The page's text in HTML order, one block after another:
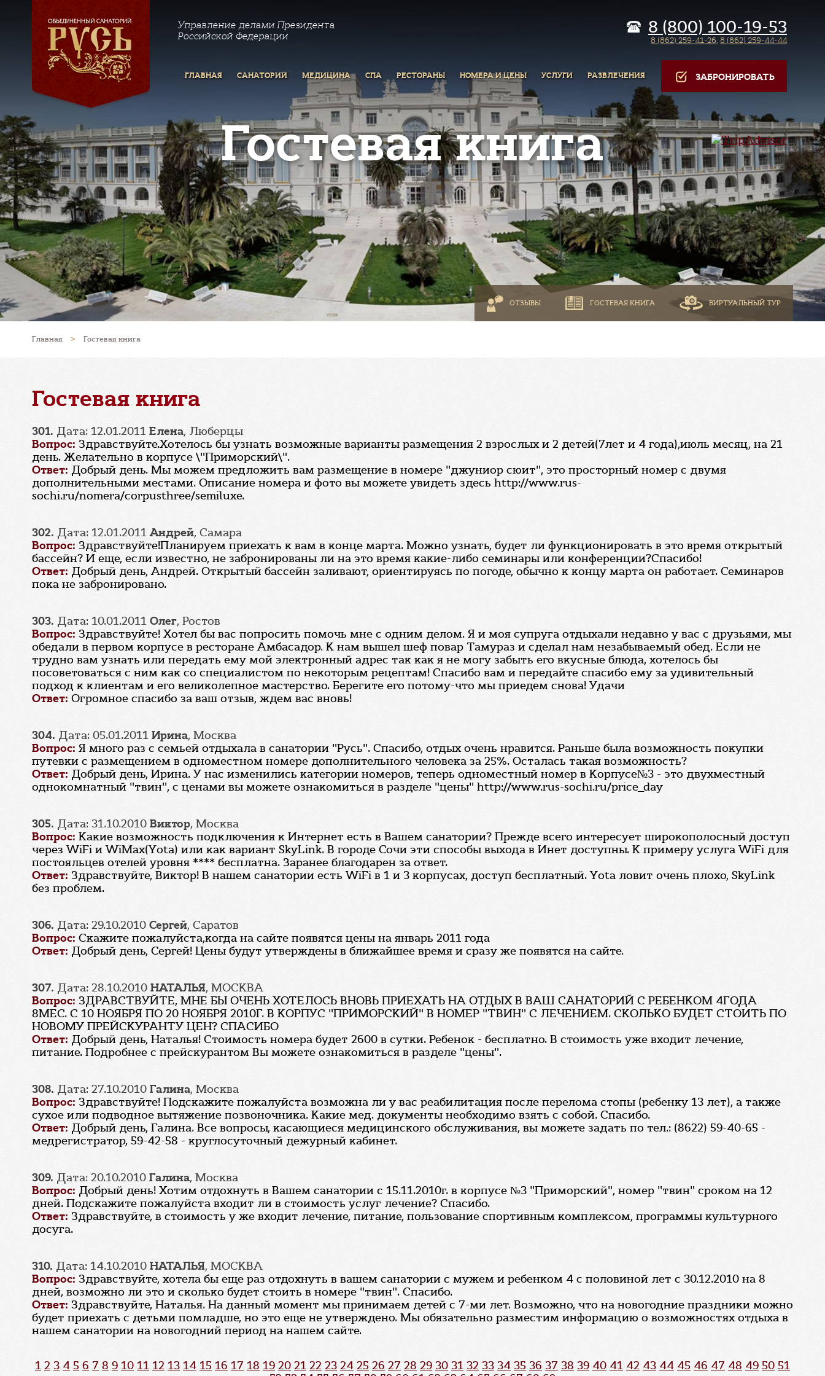
Управление делами Президента
Российской Федерации
8 (800) 100-19-53
8 (862) 259-41-26, 8 (862) 259-44-44
ГЛАВНАЯ САНАТОРИЙ МЕДИЦИНА СПА РЕСТОРАНЫ НОМЕРА И ЦЕНЫ УСЛУГИ РАЗВЛЕЧЕНИЯ ЗАБРОНИРОВАТЬ
Гостевая книга
ОТЗЫВЫ ГОСТЕВАЯ КНИГА ВИРТУАЛЬНЫЙ ТУР
Главная > Гостевая книга
Гостевая книга
301. Дата: 12.01.2011 Елена, Люберцы
Вопрос: Здравствуйте.Хотелось бы узнать возможные варианты размещения 2 взрослых и 2 детей(7лет и 4 года),июль месяц, на 21
день. Желательно в корпусе \"Приморский\".
Ответ: Добрый день. Мы можем предложить вам размещение в номере "джуниор сюит", это просторный номер с двумя
дополнительными местами. Описание номера и фото вы можете увидеть здесь http://www.rus-
sochi.ru/nomera/corpusthree/semiluxe.
302. Дата: 12.01.2011Андрей, Самара
Вопрос: Здравствуйте!Планируем приехать к вам в конце марта. Можно узнать, будет ли функционировать в это время открытый
бассейн? И еще, если известно, не забронированы ли на это время какие-либо семинары или конференции?Спасибо!
Ответ: Добрый день, Андрей. Открытый бассейн заливают, ориентируясь по погоде, обычно к концу марта он работает. Семинаров
пока не забронировано.
303. Дата: 10.01.2011 Олег, Ростов
Вопрос: Здравствуйте! Хотел бы вас попросить помочь мне с одним делом. Я и моя супруга отдыхали недавно у вас с друзьями, мы
обедали в первом корпусе в ресторане Амбасадор. К нам вышел шеф повар Тамураз и сделал нам незабываемый обед. Если не
трудно вам узнать или передать ему мой электронный адрес так как я не могу забыть его вкусные блюда, хотелось бы
посоветоваться с ним как со специалистом по некоторым рецептам! Спасибо вам и передайте спасибо ему за удивительный
подход к клиентам и его великолепное мастерство. Берегите его потому-что мы приедем снова! Удачи
Ответ: Огромное спасибо за ваш отзыв, ждем вас вновь!
304. Дата: 05.01.2011 Ирина, Москва
Вопрос: Я много раз с семьей отдыхала в санатории "Русь". Спасибо, отдых очень нравится. Раньше была возможность покупки
путевки с размещением в одноместном номере дополнительного человека за 25%. Осталась такая возможность?
Ответ: Добрый день, Ирина. У нас изменились категории номеров, теперь одноместный номер в Корпусе№3 - это двухместный
однокомнатный "твин", с ценами вы можете ознакомиться в разделе "цены" http://www.rus-sochi.ru/price_day
305. Дата: 31.10.2010 Виктор, Москва
Вопрос: Какие возможность подключения к Интернет есть в Вашем санатории? Прежде всего интересует широкополосный доступ
через WiFi и WiMax(Yota) или как вариант SkyLink. В городе Сочи эти способы выхода в Инет доступны. К примеру услуга WiFi для
постояльцев отелей уровня **** бесплатна. Заранее благодарен за ответ.
Ответ: Здравствуйте, Виктор! В нашем санатории есть WiFi в 1 и 3 корпусах, доступ бесплатный. Yota ловит очень плохо, SkyLink
без проблем.
306. Дата: 29.10.2010 Сергей, Саратов
Вопрос: Скажите пожалуйста,когда на сайте появятся цены на январь 2011 года
Ответ: Добрый день, Сергей! Цены будут утверждены в ближайшее время и сразу же появятся на сайте.
307. Дата: 28.10.2010 НАТАЛЬЯ, МОСКВА
Вопрос: ЗДРАВСТВУЙТЕ, МНЕ БЫ ОЧЕНЬ ХОТЕЛОСЬ ВНОВЬ ПРИЕХАТЬ НА ОТДЫХ В ВАШ САНАТОРИЙ С РЕБЕНКОМ 4ГОДА
8МЕС. С 10 НОЯБРЯ ПО 20 НОЯБРЯ 2010Г. В КОРПУС "ПРИМОРСКИЙ" В НОМЕР "ТВИН" С ЛЕЧЕНИЕМ. СКОЛЬКО БУДЕТ СТОИТЬ ПО
НОВОМУ ПРЕЙСКУРАНТУ ЦЕН? СПАСИБО
Ответ: Добрый день, Наталья! Стоимость номера будет 2600 в сутки. Ребенок - бесплатно. В стоимость уже входит лечение,
питание. Подробнее с прейскурантом Вы можете ознакомиться в разделе "цены".
308. Дата: 27.10.2010 Галина, Москва
Вопрос: Здравствуйте! Подскажите пожалуйста возможна ли у вас реабилитация после перелома стопы (ребенку 13 лет), а также
сухое или подводное вытяжение позвоночника. Какие мед. документы необходимо взять с собой. Спасибо.
Ответ: Добрый день, Галина. Все вопросы, касающиеся медицинского обслуживания, вы можете задать по тел.: (8622) 59-40-65 -
медрегистратор, 59-42-58 - круглосуточный дежурный кабинет.
309. Дата: 20.10.2010 Галина, Москва
Вопрос: Добрый день! Хотим отдохнуть в Вашем санатории с 15.11.2010г. в корпусе №3 "Приморский", номер "твин" сроком на 12
дней. Подскажите пожалуйста входит ли в стоимость услуг лечение? Спасибо.
Ответ: Здравствуйте, в стоимость у же входит лечение, питание, пользование спортивным комплексом, программы культурного
досуга.
310. Дата: 14.10.2010 НАТАЛЬЯ, МОСКВА
Вопрос: Здравствуйте, хотела бы еще раз отдохнуть в вашем санатории с мужем и ребенком 4 с половиной лет с 30.12.2010 на 8
дней, возможно ли это и сколько будет стоить в номере "твин". Спасибо.
Ответ: Здравствуйте, Наталья. На данный момент мы принимаем детей с 7-ми лет. Возможно, что на новогодние праздники можно
будет приехать с детьми помладше, но это еще не утверждено. Мы обязательно разместим информацию о возможностях отдыха в
нашем санатории на новогодний период на нашем сайте.
1 2 3 4 5 6 7 8 9 10 11 12 13 14 15 16 17 18 19 20 21 22 23 24 25 26 27 28 29 30 31 32 33 34 35 36 37 38 39 40 41 42 43 44 45 46 47 48 49 50 51